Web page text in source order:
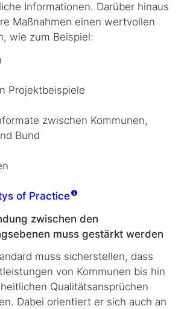
Informationen. Darüber hinaus
Maßnahmen einen wertvollen
wie zum Beispiel:
Projektbeispiele
zwischen Kommunen,
Bund
of Practice
zwischen den
muss gestärkt werden
muss sicherstellen, dass
von Kommunen bis hin
Qualitätsansprüchen
Dabei orientiert er sich auch an